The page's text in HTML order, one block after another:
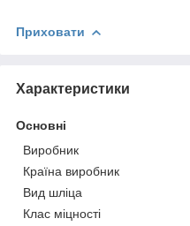
Приховати
Характеристики
Основні
Виробник
Країна виробник
Вид шліца
Клас міцності